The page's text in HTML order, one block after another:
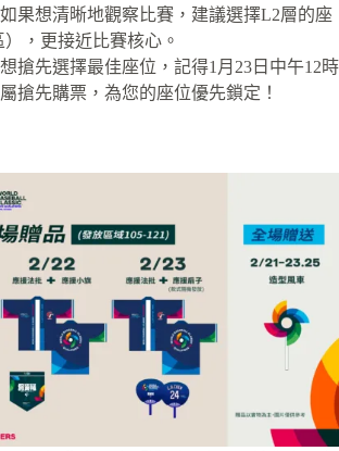
如果想清晰地觀察比賽，建議選擇L2層的座
），更接近比賽核心。
搶先選擇最佳座位，記得1月23日中午12時
搶先購票，為您的座位優先鎖定！